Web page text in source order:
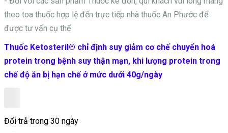
theo toa thuốc hợp lệ đến trực tiếp nhà thuốc An Phước để
được tư vấn cụ thể
Thuốc Ketosteril® chỉ định suy giảm cơ chế chuyển hoá
protein trong bệnh suy thận mạn, khi lượng protein trong
chế độ ăn bị hạn chế ở mức dưới 40g/ngày
Đổi trả trong 30 ngày